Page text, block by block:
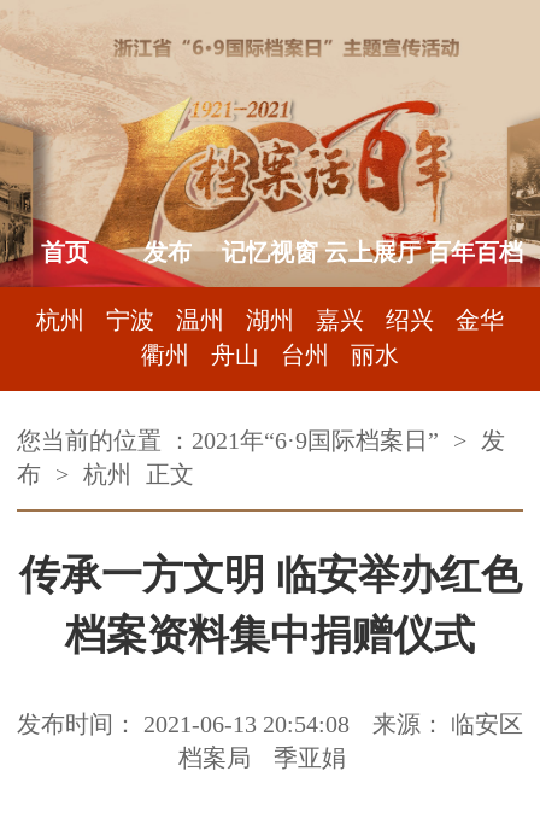
首页 发布 记忆视窗 云上展厅 百年百档
杭州 宁波 温州 湖州 嘉兴 绍兴
金华
衢州
舟山 台州 丽水
您当前的位置 ： 2021年“6·9国际档案日” >
发
布
> 杭州 正文
传承一方文明 临安举办红色
档案资料集中捐赠仪式
发布时间： 2021-06-13 20:54:08
来源： 临安区
档案局
季亚娟